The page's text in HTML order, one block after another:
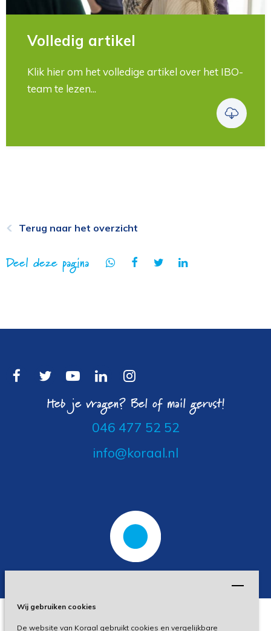
Wij gebruiken cookies
De website van Koraal gebruikt cookies en vergelijkbare
Volledig artikel
Klik hier om het volledige artikel over het IBO-
team te lezen...
Terug naar het overzicht
Deel deze pagina
Heb je vragen? Bel of mail gerust!
046 477 52 52
info@koraal.nl